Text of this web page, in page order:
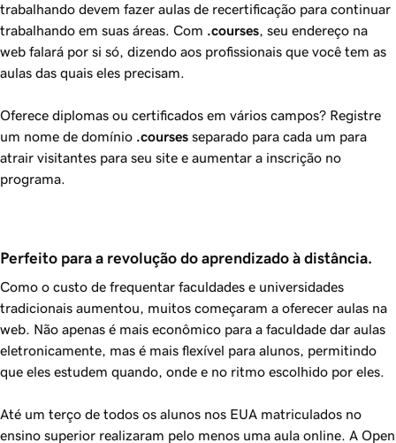
trabalhando devem fazer aulas de recertificação para continuar
trabalhando em suas áreas. Com .courses , seu endereço na
web falará por si só, dizendo aos profissionais que você tem as
aulas das quais eles precisam.
Oferece diplomas ou certificados em vários campos? Registre
um nome de domínio .courses separado para cada um para
atrair visitantes para seu site e aumentar a inscrição no
programa.
Perfeito para a revolução do aprendizado à distância.
Como o custo de frequentar faculdades e universidades
tradicionais aumentou, muitos começaram a oferecer aulas na
web. Não apenas é mais econômico para a faculdade dar aulas
eletronicamente, mas é mais flexível para alunos, permitindo
que eles estudem quando, onde e no ritmo escolhido por eles.
Até um terço de todos os alunos nos EUA matriculados no
ensino superior realizaram pelo menos uma aula online. A Open